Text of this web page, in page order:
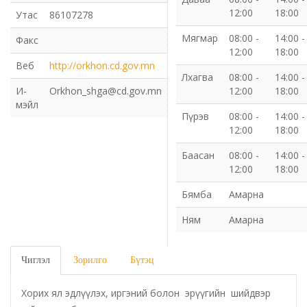
Газрын харилцаа барилга хот байгуулалтын газар
Нийгмийн даатгалын газар
Онцгой байдлын газар
Орон нутгийн Өмчийн газар
Орхон аймаг дахь Гаалийн газар
Орхон аймгийн Байгаль орчны газар
Санхүүгийн хяналт, дотоод аудитын газар
Утас
86107278
Факс
Веб
http://orkhon.cd.gov.mn
И-
мэйл
Orkhon_shga@cd.gov.mn
12:00
18:00
Мягмар
08:00 -
12:00
14:00 -
18:00
Лхагва
08:00 -
12:00
14:00 -
18:00
Пүрэв
08:00 -
12:00
14:00 -
18:00
Баасан
08:00 -
12:00
14:00 -
18:00
Бямба
Амарна
Ням
Амарна
Чиглэл Зорилго Бүтэц
Хорих ял эдлүүлэх, иргэний болон эрүүгийн шийдвэр